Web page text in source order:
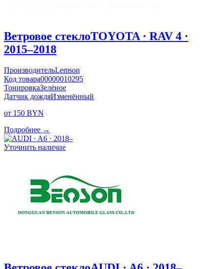
Ветровое стеклоTOYOTA · RAV 4 ·
2015–2018
ПроизводительLemson
Код товара00000010295
ТонировкаЗелёное
Датчик дождяИзменённый
от 150 BYN
Подробнее →
Уточнить наличие